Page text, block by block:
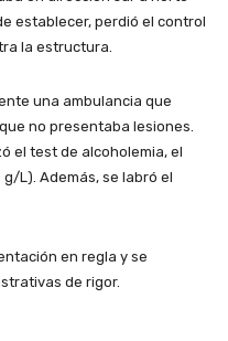
establecer, perdió el control
la estructura.
una ambulancia que
no presentaba lesiones.
el test de alcoholemia, el
L). Además, se labró el
en regla y se
de rigor.